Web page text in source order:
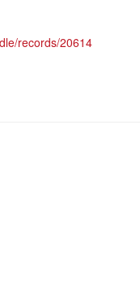
records/20614